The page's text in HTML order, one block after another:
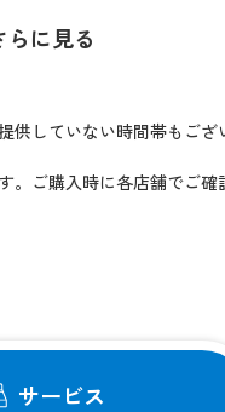
らに見る
していない時間帯もござ
ご購入時に各店舗でご確
サービス